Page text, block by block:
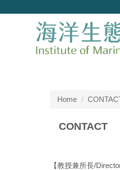
Home
CONTACT
【教授兼所長/